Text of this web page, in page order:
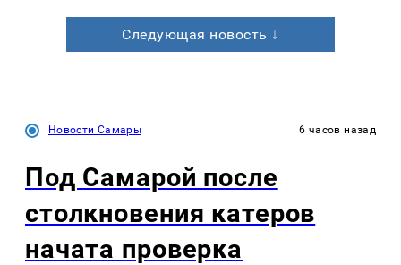
Следующая новость ↓
Новости Самары 6 часов назад
Под Самарой после
столкновения катеров
начата проверка